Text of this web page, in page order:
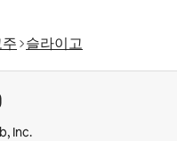
슬라이고
Inc.